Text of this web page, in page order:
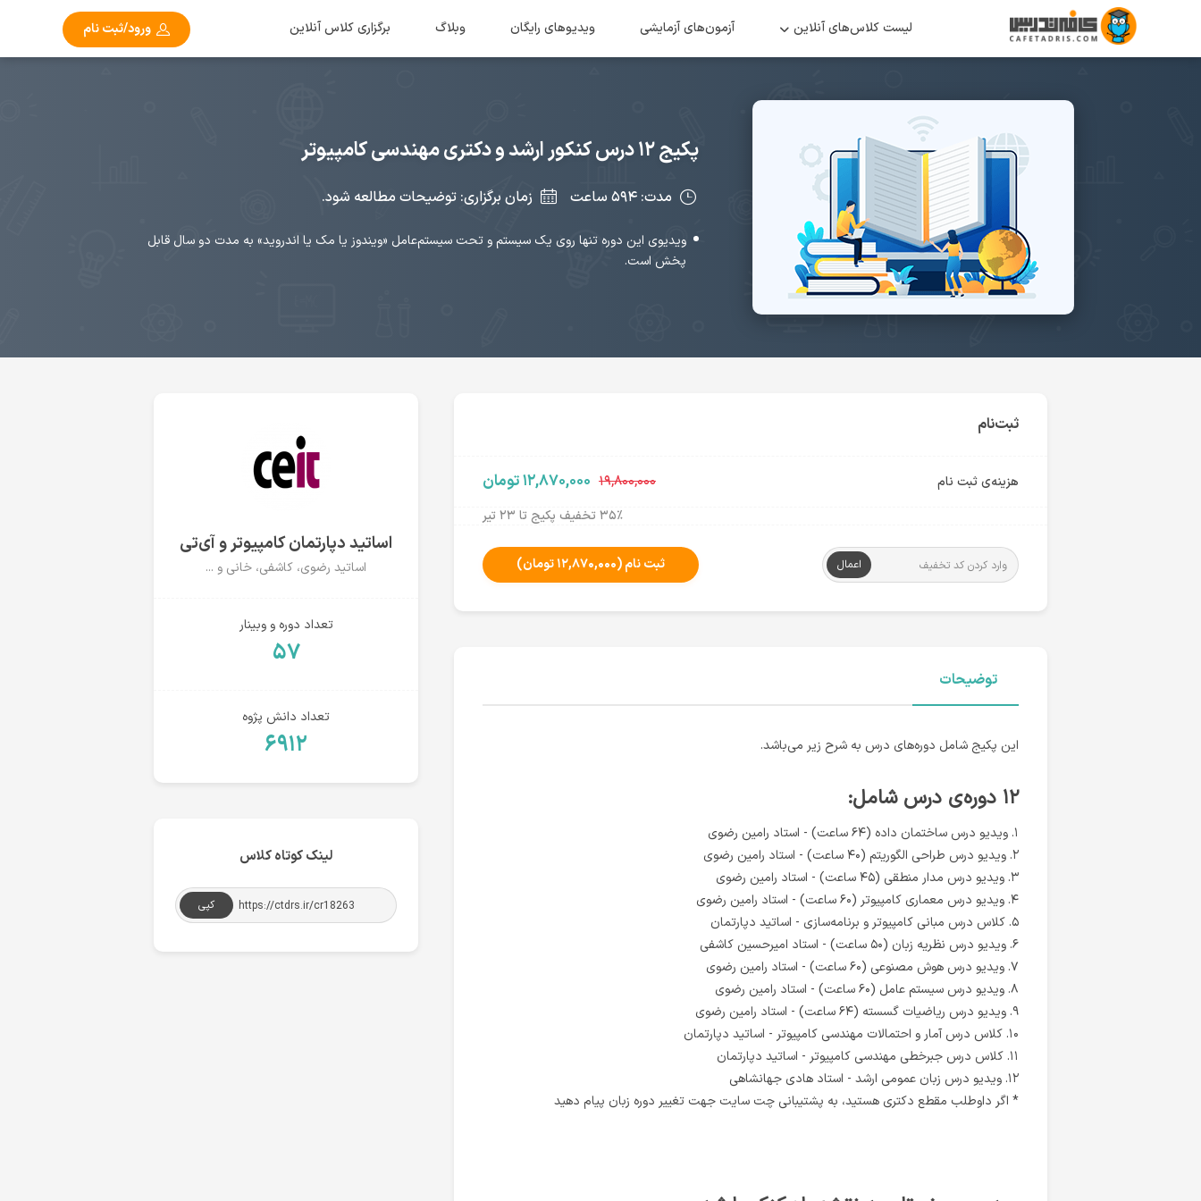
ورود/ثبت نام لیست کلاس‌های آنلاین آزمون‌های آزمایشی ویدیو‌های رایگان وبلاگ برگزاری کلاس آنلاین
پکیج ۱۲ درس کنکور ارشد و دکتری مهندسی کامپیوتر
مدت: ۵۹۴ ساعت زمان برگزاری: توضیحات مطالعه شود.
ویدیوی این دوره تنها روی یک سیستم و تحت سیستم‌عامل «ویندوز یا مک یا اندروید» به مدت دو سال قابل
پخش است.
ثبت‌نام
هزینه‌ی ثبت نام ۱۹,۸۰۰,۰۰۰ ۱۲,۸۷۰,۰۰۰ تومان
۳۵٪ تخفیف پکیج تا ۲۳ تیر
اعمال ثبت نام(۱۲,۸۷۰,۰۰۰ تومان)
توضیحات
این پکیج شامل دوره‌های درس به شرح زیر می‌باشد.
۱۲ دوره‌ی درس شامل:
۱. ویدیو درس ساختمان داده (۶۴ ساعت) - استاد رامین رضوی
۲. ویدیو درس طراحی الگوریتم (۴۰ ساعت) - استاد رامین رضوی
۳. ویدیو درس مدار منطقی (۴۵ ساعت) - استاد رامین رضوی
۴. ویدیو درس معماری کامپیوتر (۶۰ ساعت) - استاد رامین رضوی
۵. کلاس درس مبانی کامپیوتر و برنامه‌سازی - اساتید دپارتمان
۶. ویدیو درس نظریه زبان (۵۰ ساعت) - استاد امیرحسین کاشفی
۷. ویدیو درس هوش مصنوعی (۶۰ ساعت) - استاد رامین رضوی
۸. ویدیو درس سیستم عامل (۶۰ ساعت) - استاد رامین رضوی
۹. ویدیو درس ریاضیات گسسته (۶۴ ساعت) - استاد رامین رضوی
۱۰. کلاس درس آمار و احتمالات مهندسی کامپیوتر - اساتید دپارتمان
۱۱. کلاس درس جبرخطی مهندسی کامپیوتر - اساتید دپارتمان
۱۲. ویدیو درس زبان عمومی ارشد - استاد هادی جهانشاهی
* اگر داوطلب مقطع دکتری هستید، به پشتیبانی چت سایت جهت تغییر دوره زبان پیام دهید
اساتید دپارتمان کامپیوتر و آی‌تی
اساتید رضوی، کاشفی، خانی و ...
تعداد دوره و وبینار
۵۷
تعداد دانش پژوه
۶۹۱۲
لینک کوتاه کلاس
کپی